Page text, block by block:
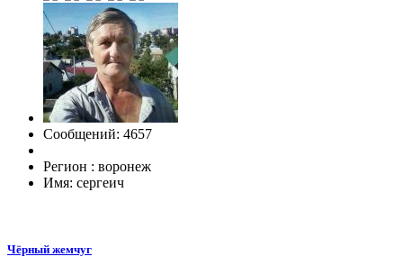
Сообщений: 4657
Регион : воронеж
Имя: сергеич
Чёрный жемчуг